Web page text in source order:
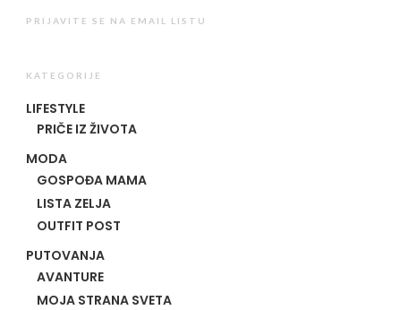
PRIJAVITE SE NA EMAIL LISTU
KATEGORIJE
LIFESTYLE
PRIČE IZ ŽIVOTA
MODA
GOSPOĐA MAMA
LISTA ZELJA
OUTFIT POST
PUTOVANJA
AVANTURE
MOJA STRANA SVETA